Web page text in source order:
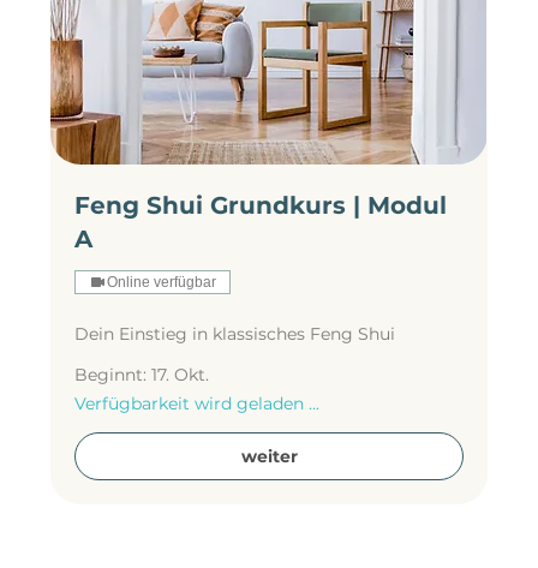
Feng Shui Grundkurs | Modul
A
Online verfügbar
Dein Einstieg in klassisches Feng Shui
Beginnt: 17. Okt.
Verfügbarkeit wird geladen ...
weiter